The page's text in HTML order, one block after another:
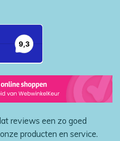
reviews een zo goed
producten en service.